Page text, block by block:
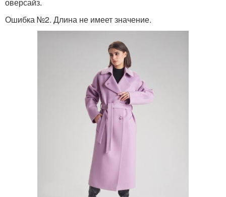
Ошибка №2. Длина не имеет значение.